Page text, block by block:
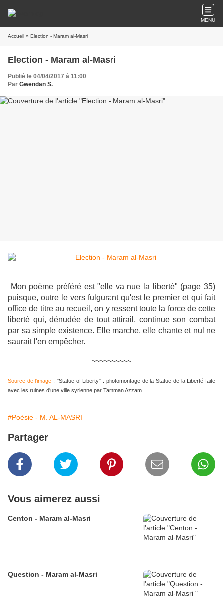
MENU
Accueil » Election - Maram al-Masri
Election - Maram al-Masri
Publié le 04/04/2017 à 11:00
Par Gwendan S.
Mon poème préféré est "elle va nue la liberté" (page 35)
puisque, outre le vers fulgurant qu'est le premier et qui fait
office de titre au recueil, on y ressent toute la force de cette
liberté qui, dénudée de tout attirail, continue son combat
par sa simple existence. Elle marche, elle chante et nul ne
saurait l'en empêcher.
~~~~~~~~~~
Source de l'image : "Statue of Liberty" : photomontage de la Statue de la Liberté faite
avec les ruines d'une ville syrienne par Tamman Azzam
#Poésie - M. AL-MASRI
Partager
Vous aimerez aussi
Centon - Maram al-Masri
Question - Maram al-Masri